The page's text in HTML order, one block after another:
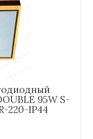
95W S-
220-IP44